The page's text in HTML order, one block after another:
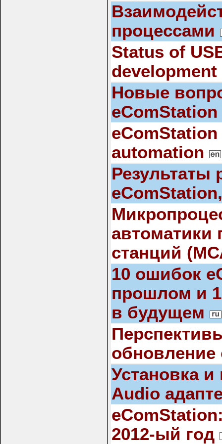
процессами
Status of
development
Новые
eComStation
automation
Результаты
автоматики
станций
10 ошибок
прошлом и
в будущем
Установка и
Audio
2012-ый год